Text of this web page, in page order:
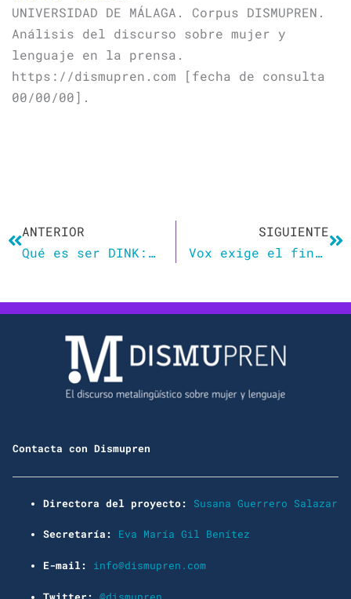
UNIVERSIDAD DE MÁLAGA. Corpus DISMUPREN.
Análisis del discurso sobre mujer y
lenguaje en la prensa.
https://dismupren.com [fecha de consulta
00/00/00].
ANTERIOR
Qué es ser DINK: la nueva tendencia para formar una familia en España
SIGUIENTE
Vox exige el fin del lenguaje inclusivo en toda la documentación oficial de la DGA
Contacta con Dismupren
Directora del proyecto: Susana Guerrero Salazar
Secretaría: Eva María Gil Benítez
E-mail: info@dismupren.com